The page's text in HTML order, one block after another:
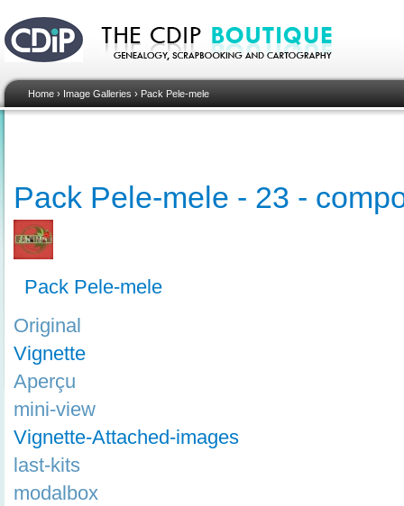
Home › Image Galleries › Pack Pele-mele
Pack Pele-mele - 23 -
Pack Pele-mele
Original
Vignette
Aperçu
mini-view
Vignette-Attached-images
last-kits
modalbox